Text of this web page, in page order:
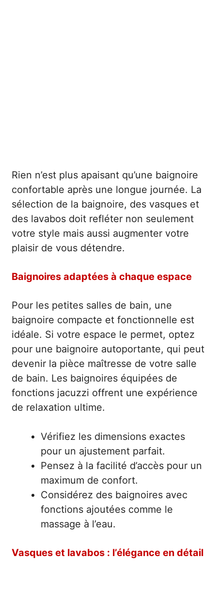
Rien n’est plus apaisant qu’une baignoire
confortable après une longue journée. La
sélection de la baignoire, des vasques et
des lavabos doit refléter non seulement
votre style mais aussi augmenter votre
plaisir de vous détendre.
Baignoires adaptées à chaque espace
Pour les petites salles de bain, une
baignoire compacte et fonctionnelle est
idéale. Si votre espace le permet, optez
pour une baignoire autoportante, qui peut
devenir la pièce maîtresse de votre salle
de bain. Les baignoires équipées de
fonctions jacuzzi offrent une expérience
de relaxation ultime.
Vérifiez les dimensions exactes
pour un ajustement parfait.
Pensez à la facilité d’accès pour un
maximum de confort.
Considérez des baignoires avec
fonctions ajoutées comme le
massage à l’eau.
Vasques et lavabos : l’élégance en détail